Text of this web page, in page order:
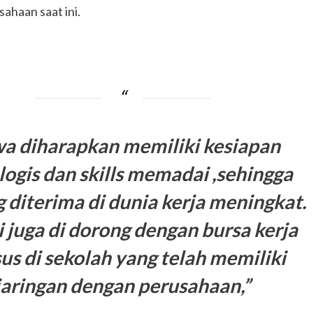
saat ini.
diharapkan memiliki kesiapan
dan skills memadai,sehingga
diterima di dunia kerja meningkat.
juga di dorong dengan bursa kerja
di sekolah yang telah memiliki
dengan perusahaan,”